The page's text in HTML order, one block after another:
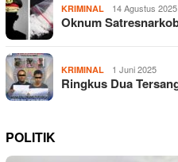
KRIMINAL 14 Agustus 2025
Oknum
KRIMINAL 1 Juni 2025
Ringkus Dua
POLITIK